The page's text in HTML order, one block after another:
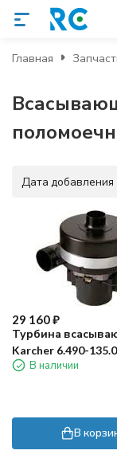
Главная
Дата добавления
29 160₽
Турбина
Karcher 6.490-135.0
В наличии
В